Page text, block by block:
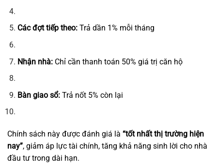
Các đợt tiếp theo:Trả dần 1% mỗi tháng
Nhận nhà:Chỉ cần thanh toán 50% giá trị căn hộ
Bàn giao sổ:Trả nốt 5% còn lại
Chính sách này được đánh giá là “tốt nhất thị trường hiện
nay”, giảm áp lực tài chính, tăng khả năng sinh lời cho nhà
đầu tư trong dài hạn.